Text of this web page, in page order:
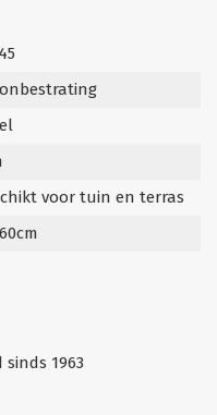
voor tuin en terras
1963